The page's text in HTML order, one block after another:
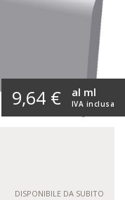
9,64 € IVA inclusa
al ml
DISPONIBILE DA SUBITO